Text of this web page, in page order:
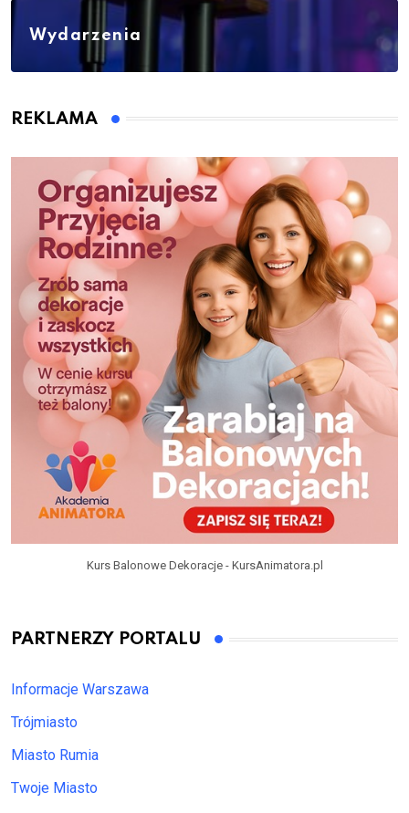
Wydarzenia
REKLAMA
Kurs Balonowe Dekoracje - KursAnimatora.pl
PARTNERZY PORTALU
Informacje Warszawa
Trójmiasto
Miasto Rumia
Twoje Miasto